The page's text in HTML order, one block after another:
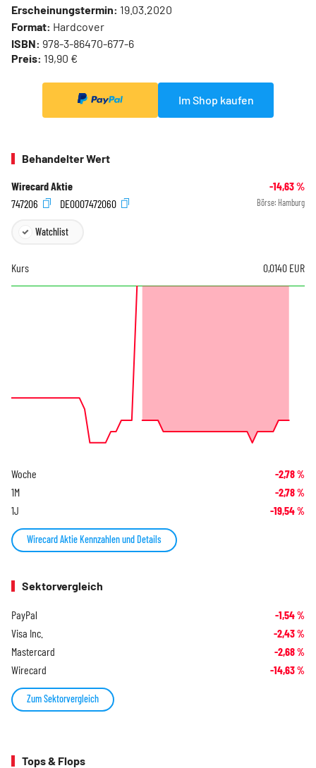
Erscheinungstermin: 19.03.2020
Format: Hardcover
ISBN: 978-3-86470-677-6
Preis: 19,90 €
Im Shop kaufen
Behandelter Wert
Wirecard Aktie -14,63%
747206
DE0007472060 Börse: Hamburg
Watchlist
Kurs 0,0140 EUR
Woche -2,78%
1M -2,78%
1J -19,54%
Wirecard Aktie Kennzahlen und Details
Sektorvergleich
PayPal -1,54%
Visa Inc. -2,43%
Mastercard -2,68%
Wirecard -14,63%
Zum Sektorvergleich
Tops & Flops